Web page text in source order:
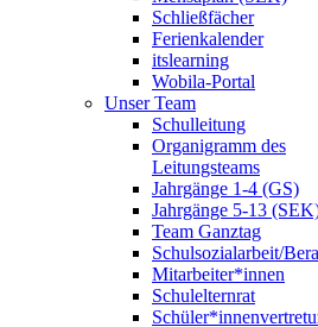
Schließfächer
Ferienkalender
itslearning
Wobila-Portal
Unser Team
Schulleitung
Organigramm des
Leitungsteams
Jahrgänge 1-4 (GS)
Jahrgänge 5-13
Team Ganztag
Schulsozialarbeit/
Mitarbeiter*innen
Schulelternrat